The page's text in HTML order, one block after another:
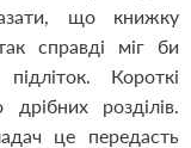
що книжку
справді міг би
Короткі
розділів.
це передасть